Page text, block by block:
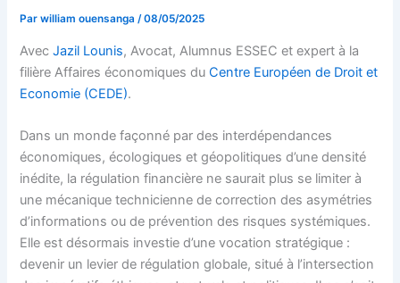
Parwilliam ouensanga/08/05/2025
AvecJazil Lounis, Avocat, Alumnus ESSEC et expert à la
filière Affaires économiques duCentre Européen de Droit et
Economie (CEDE).
Dans un monde façonné par des interdépendances
économiques, écologiques et géopolitiques d’une densité
inédite, la régulation financière ne saurait plus se limiter à
une mécanique technicienne de correction des asymétries
d’informations ou de prévention des risques systémiques.
Elle est désormais investie d’une vocation stratégique :
devenir un levier de régulation globale, situé à l’intersection